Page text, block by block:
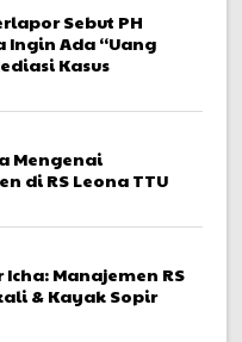
Sebut PH
Ingin Ada “Uang
Kasus
Mengenai
di RS Leona TTU
Manajemen RS
& Kayak Sopir